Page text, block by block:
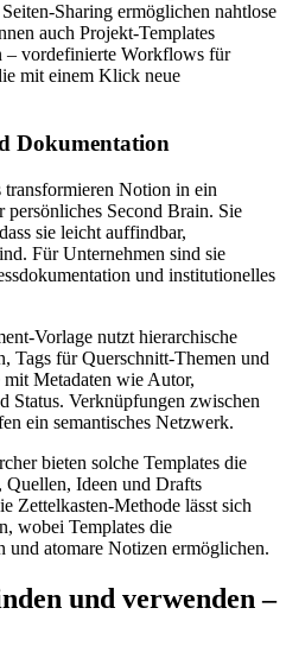
Sharing ermöglichen nahtlose
auch Projekt-Templates
– vordefinierte Workflows für
mit einem Klick neue
Dokumentation
transformieren Notion in ein
persönliches Second Brain. Sie
sie leicht auffindbar,
Für Unternehmen sind sie
und institutionelles
Vorlage nutzt hierarchische
Tags für Querschnitt-Themen und
Metadaten wie Autor,
Status. Verknüpfungen zwischen
ein semantisches Netzwerk.
bieten solche Templates die
Ideen und Drafts
Zettelkasten-Methode lässt sich
wobei Templates die
und atomare Notizen ermöglichen.
und verwenden –